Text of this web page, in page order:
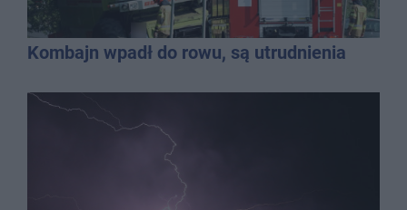
Kombajn wpadł do rowu, są utrudnienia